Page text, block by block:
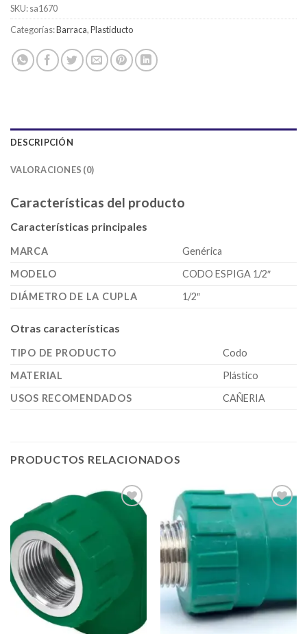
SKU:sa1670
Categorías:Barraca,Plastiducto
DESCRIPCIÓN
VALORACIONES (0)
Características del producto
Características principales
MARCA
Genérica
MODELO
CODO ESPIGA 1/2″
DIÁMETRO DE LA CUPLA
1/2″
Otras características
TIPO DE PRODUCTO
Codo
MATERIAL
Plástico
USOS RECOMENDADOS
CAÑERIA
PRODUCTOS RELACIONADOS
Añadir